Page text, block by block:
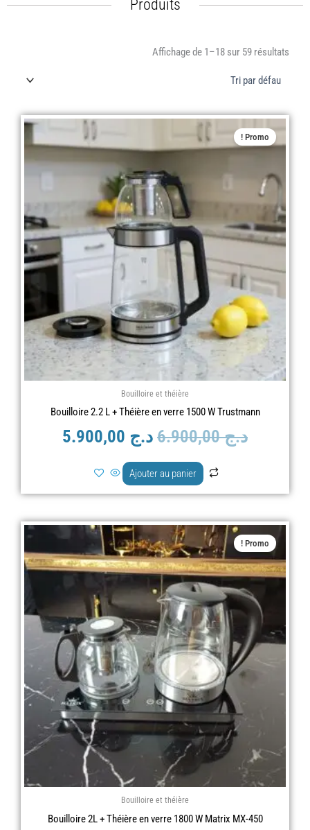
Produits
Affichage de 1–18 sur 59 résultats
Promo !
Bouilloire et théière
Bouilloire 2.2 L + Théière en verre 1500 W Trustmann
د.ج6.900,00
Le
prix
initial
était :
د.ج 6.900,00.
د.ج
Le
prix
actuel
د.ج 5.900,00.
Ajouter au panier
Promo !
Bouilloire et théière
Bouilloire 2L + Théière en verre 1800 W Matrix MX-450
Le
prix
initial
était :
د.ج 12.900,00.
Le
prix
actuel
د.ج 8.990,00.